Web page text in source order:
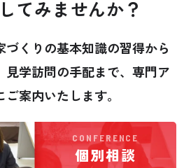
てみませんか？
くりの基本知識の習得から
学訪問の手配まで、 専門ア
案内いたします。
CONFERENCE
個別相談